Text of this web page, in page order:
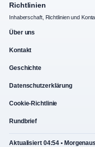
Richtlinien
Inhaberschaft, Richtlinien und
Über uns
Kontakt
Geschichte
Datenschutzerklärung
Cookie-Richtlinie
Rundbrief
Aktualisiert 04:54 •